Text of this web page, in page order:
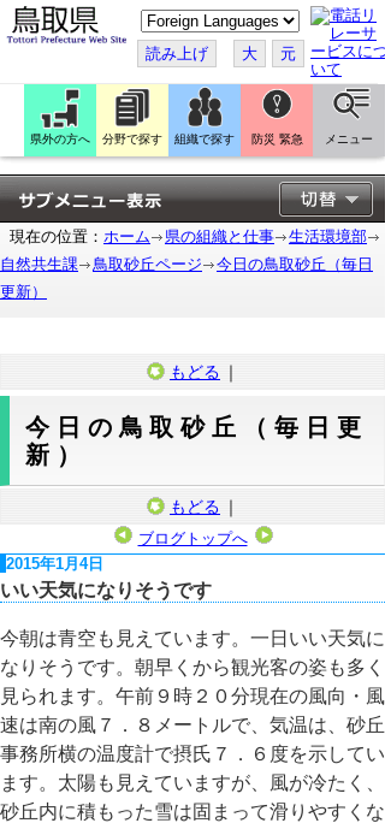
こ
の
ペ
ー
ジ
翻
訳
す
る
読み上げ 大 元
県外の方へ 分野で探す 組織で探す 防災 緊急 メニュー
現在の位置： ホーム 県の組織と仕事
生活環境部
自然共生課
鳥取砂丘ページ
今日の鳥取砂丘（毎日
更新）
もどる ｜
今日の鳥取砂丘（毎日更
新）
もどる ｜
ブログトップへ
2015年1月4日
いい天気になりそうです
今朝は青空も見えています。一日いい天気に
なりそうです。朝早くから観光客の姿も多く
見られます。午前９時２０分現在の風向・風
速は南の風７．８メートルで、気温は、砂丘
事務所横の温度計で摂氏７．６度を示してい
ます。太陽も見えていますが、風が冷たく、
砂丘内に積もった雪は固まって滑りやすくな